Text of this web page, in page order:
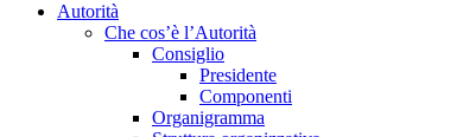
Autorità
Che cos’è l’Autorità
Consiglio
Presidente
Componenti
Organigramma